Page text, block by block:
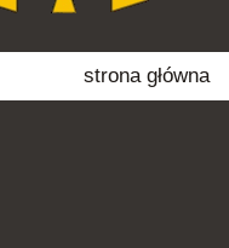
strona główna